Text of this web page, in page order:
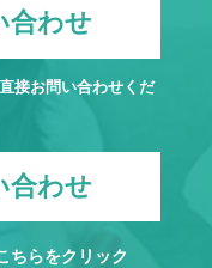
合わせ
接お問い合わせくだ
合わせ
ちらをクリック